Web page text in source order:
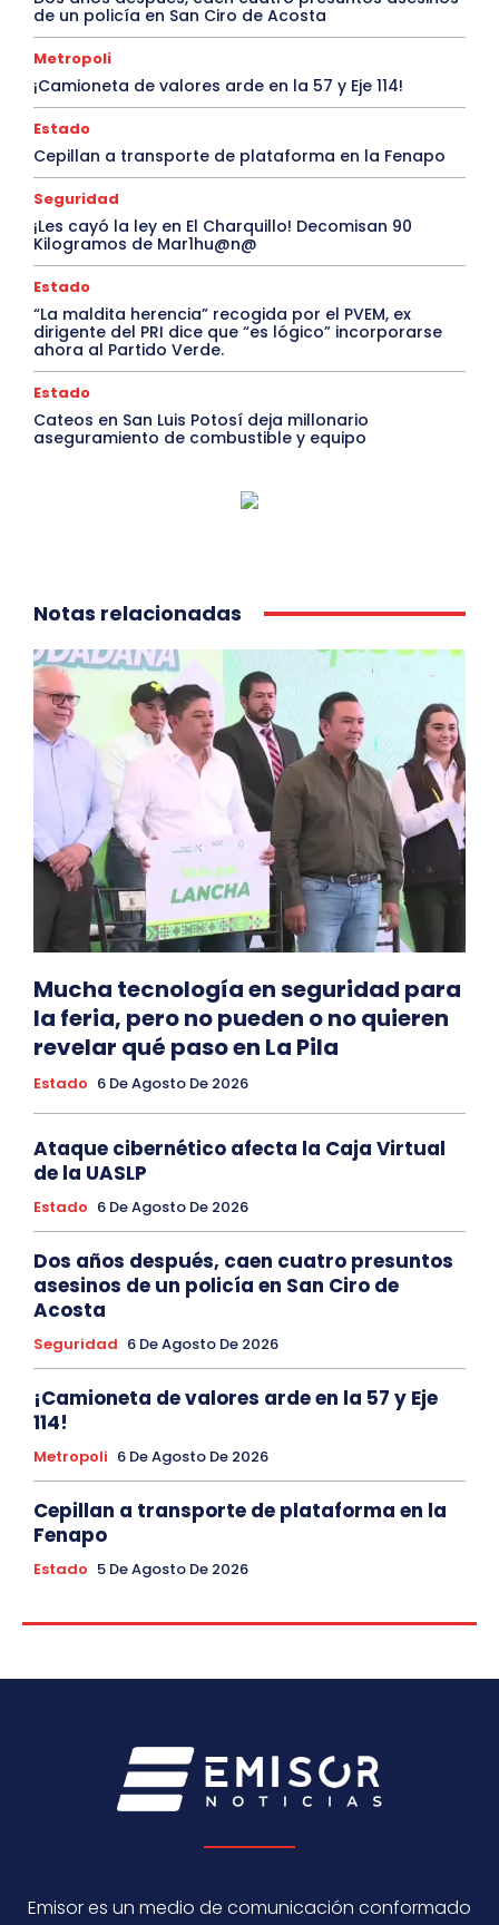
de un policía en San Ciro de Acosta
Metropoli
¡Camioneta de valores arde en la 57 y Eje 114!
Estado
Cepillan a transporte de plataforma en la Fenapo
Seguridad
¡Les cayó la ley en El Charquillo! Decomisan 90
Kilogramos de Mar1hu@n@
Estado
“La maldita herencia” recogida por el PVEM, ex
dirigente del PRI dice que “es lógico” incorporarse
ahora al Partido Verde.
Estado
Cateos en San Luis Potosí deja millonario
aseguramiento de combustible y equipo
Notas relacionadas
Mucha tecnología en seguridad para
la feria, pero no pueden o no quieren
revelar qué paso en La Pila
Estado 6 De Agosto De 2026
Ataque cibernético afecta la Caja Virtual
de la UASLP
Estado 6 De Agosto De 2026
Dos años después, caen cuatro presuntos
asesinos de un policía en San Ciro de
Acosta
Seguridad 6 De Agosto De 2026
¡Camioneta de valores arde en la 57 y Eje
114!
Metropoli 6 De Agosto De 2026
Cepillan a transporte de plataforma en la
Fenapo
Estado 5 De Agosto De 2026
Emisor es un medio de comunicación conformado